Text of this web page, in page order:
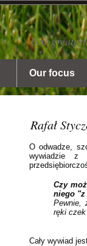
Our
Our focus
Rafał
O odwadze,
wywiadzie z
Czy
niego
Pewnie,
ręki czek
Cały wywiad